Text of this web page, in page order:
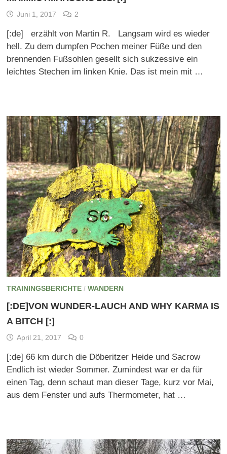
Juni 1, 2017 2
[:de] erzählt von Martin R. Langsam wird es wieder
hell. Zu dem dumpfen Pochen meiner Füße und den
brennenden Fußsohlen gesellt sich sukzessive ein
leichtes Stechen im linken Knie. Das ist mein mit …
TRAININGSBERICHTE/ WANDERN
[:DE]VON WUNDER-LAUCH AND WHY KARMA IS
A BITCH [:]
April 21, 2017 0
[:de] 66 km durch die Döberitzer Heide und Sacrow
Endlich ist wieder Sommer. Zumindest war er da für
einen Tag, denn schaut man dieser Tage, kurz vor Mai,
aus dem Fenster und aufs Thermometer, hat …